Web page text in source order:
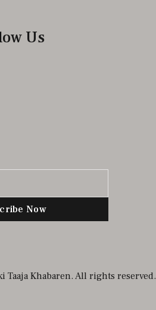
Us
Now
Taaja Khabaren. All rights reserved.